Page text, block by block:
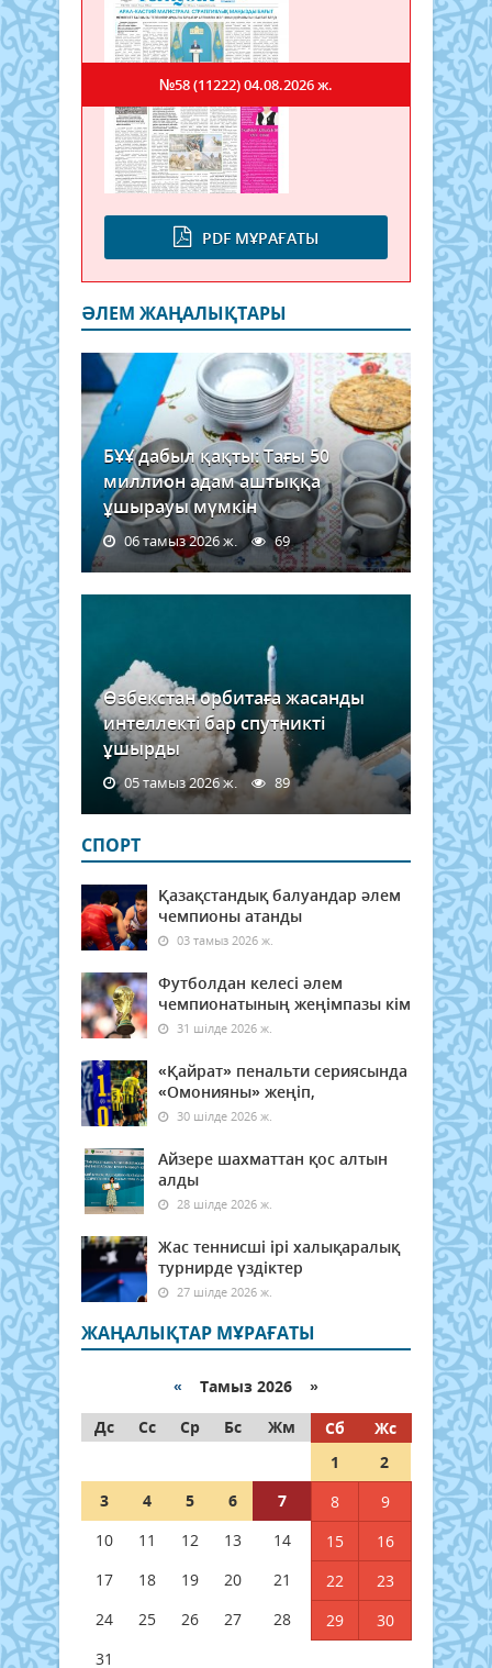
PDF МҰРАҒАТЫ
№58 (11222)04.08.2026 ж.
ӘЛЕМ ЖАҢАЛЫҚТАРЫ
БҰҰ дабыл қақты: Тағы 50
миллион адам аштыққа
ұшырауы мүмкін
06 тамыз 2026 ж. 69
Өзбекстан орбитаға жасанды
интеллекті бар спутникті
ұшырды
05 тамыз 2026 ж. 89
СПОРТ
Қазақстандық балуандар әлем
чемпионы атанды
03 тамыз 2026 ж.
Футболдан келесі әлем
чемпионатының жеңімпазы кім
31 шілде 2026 ж.
«Қайрат» пенальти сериясында
«Омонияны» жеңіп,
30 шілде 2026 ж.
Айзере шахматтан қос алтын
алды
28 шілде 2026 ж.
Жас теннисші ірі халықаралық
турнирде үздіктер
27 шілде 2026 ж.
ЖАҢАЛЫҚТАР МҰРАҒАТЫ
« Тамыз 2026 »
Дс
Сс Ср Бс Жм Сб
Жс
1
2
3
4 5 6 7 8
9
10
11 12 13 14 15
16
17
18 19 20 21 22
23
24
25 26 27 28 29
30
31